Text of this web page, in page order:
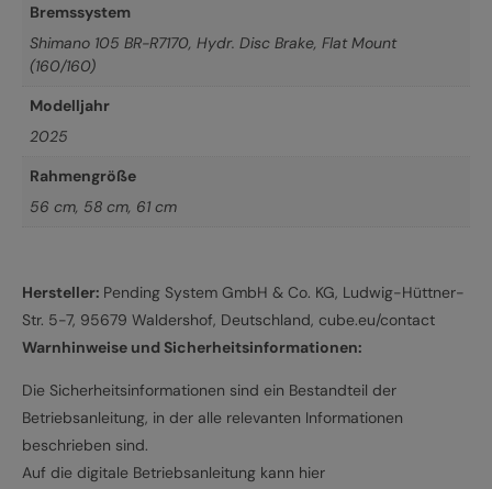
Bremssystem
Shimano 105 BR-R7170, Hydr. Disc Brake, Flat Mount
(160/160)
Modelljahr
2025
Rahmengröße
56 cm, 58 cm, 61 cm
Hersteller: Pending System GmbH & Co. KG, Ludwig-Hüttner-
Str. 5-7, 95679 Waldershof, Deutschland, cube.eu/contact
Warnhinweise und Sicherheitsinformationen:
Die Sicherheitsinformationen sind ein Bestandteil der
Betriebsanleitung, in der alle relevanten Informationen
beschrieben sind.
Auf die digitale Betriebsanleitung kann hier